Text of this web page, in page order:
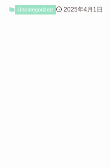
Uncategorized 2025年4月1日